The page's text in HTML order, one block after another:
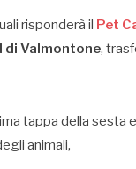
risponderà il Pet
di Valmontone,
tappa della sesta
animali,